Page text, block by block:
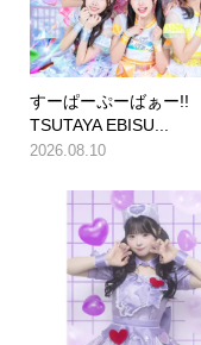
すーぱーぷーばぁー!!
TSUTAYA EBISU...
2026.08.10